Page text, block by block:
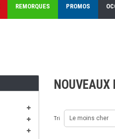
REMORQUES PROMOS
NOUVEAUX
Tri Le moins cher